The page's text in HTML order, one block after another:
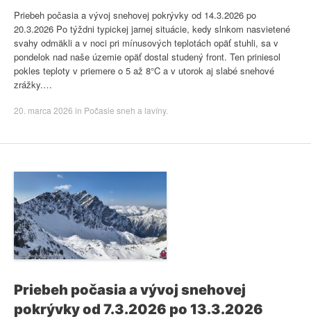
Priebeh počasia a vývoj snehovej pokrývky od 14.3.2026 po
20.3.2026 Po týždni typickej jarnej situácie, kedy slnkom nasvietené
svahy odmäkli a v noci pri mínusových teplotách opäť stuhli, sa v
pondelok nad naše územie opäť dostal studený front. Ten priniesol
pokles teploty v priemere o 5 až 8°C a v utorok aj slabé snehové
zrážky.…
20. marca 2026 in Počasie sneh a lavíny.
Priebeh počasia a vývoj snehovej
pokrývky od 7.3.2026 po 13.3.2026